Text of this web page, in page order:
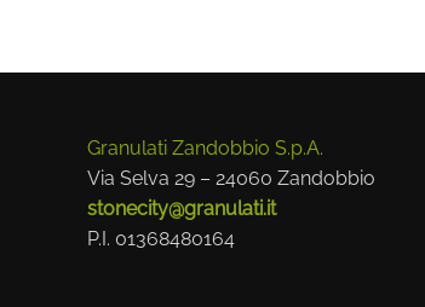
Granulati Zandobbio S.p.A.
Via Selva 29 – 24060 Zandobbio
stonecity@granulati.it
P.I. 01368480164